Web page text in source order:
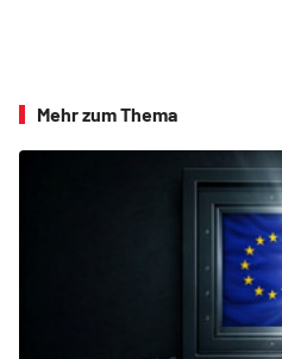
Mehr zum Thema